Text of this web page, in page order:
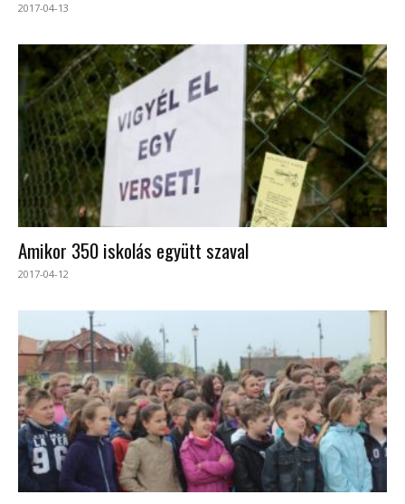
2017-04-13
Amikor 350 iskolás együtt szaval
2017-04-12